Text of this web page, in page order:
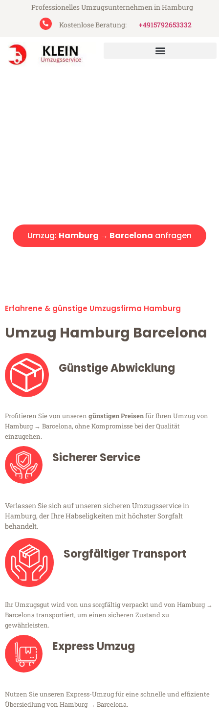
Professionelles Umzugsunternehmen in Hamburg
Kostenlose Beratung:
+4915792653332
Umzug: Hamburg → Barcelona anfragen
Erfahrene & günstige Umzugsfirma Hamburg
Umzug Hamburg Barcelona
Günstige Abwicklung
Profitieren Sie von unseren günstigen Preisenfür Ihren Umzug von
Hamburg → Barcelona, ohne Kompromisse bei der Qualität
einzugehen.
Sicherer Service
Verlassen Sie sich auf unseren sicheren Umzugsservice in
Hamburg, der Ihre Habseligkeiten mit höchster Sorgfalt
behandelt.
Sorgfältiger Transport
Ihr Umzugsgut wird von uns sorgfältig verpackt und von Hamburg →
Barcelona transportiert, um einen sicheren Zustand zu
gewährleisten.
Express Umzug
Nutzen Sie unseren Express-Umzug für eine schnelle und effiziente
Übersiedlung von Hamburg → Barcelona.